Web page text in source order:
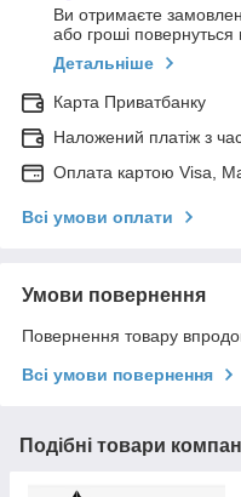
Ви отримаєте
або гроші повернуться
Детальніше
Карта Приватбанку
Наложений платіж з
Оплата картою Visa,
Всі умови оплати
Умови повернення
Повернення товару
Всі умови повернення
Подібні товари